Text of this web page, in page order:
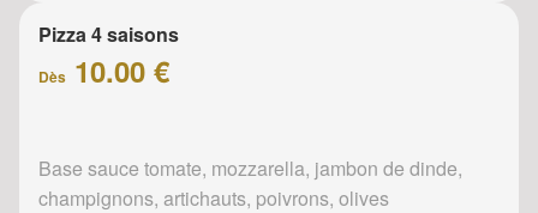
Pizza 4 saisons
Dès 10.00 €
Base sauce tomate, mozzarella, jambon de dinde,
champignons, artichauts, poivrons, olives